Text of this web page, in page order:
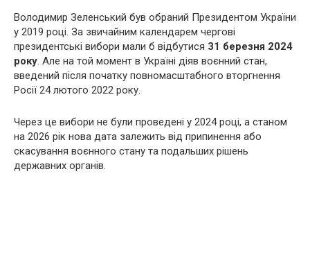
Володимир Зеленський був обраний Президентом України
у 2019 році. За звичайним календарем чергові
президентські вибори мали б відбутися 31 березня 2024
року. Але на той момент в Україні діяв воєнний стан,
введений після початку повномасштабного вторгнення
Росії 24 лютого 2022 року.
Через це вибори не були проведені у 2024 році, а станом
на 2026 рік нова дата залежить від припинення або
скасування воєнного стану та подальших рішень
державних органів.